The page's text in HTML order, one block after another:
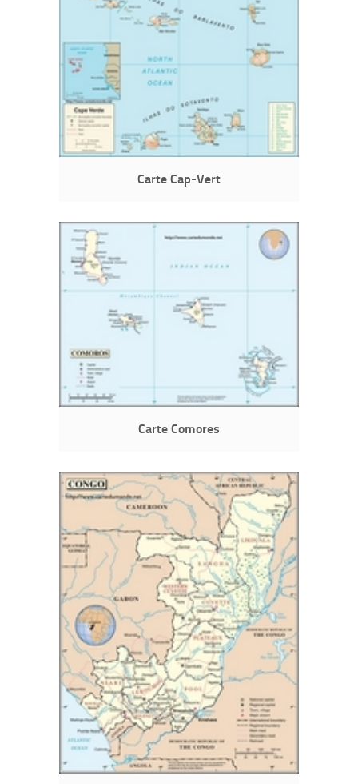
Carte Cap-Vert
Carte Comores